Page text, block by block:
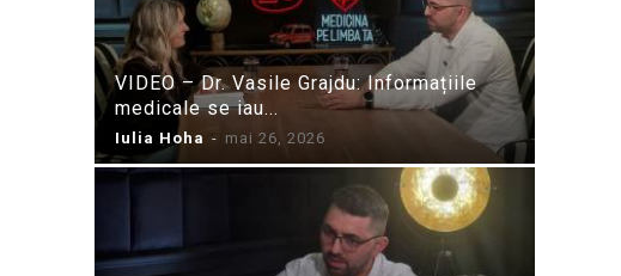
VIDEO – Dr. Vasile Grajdu: Informațiile
medicale se iau...
Iulia Hoha - mai 26, 2026